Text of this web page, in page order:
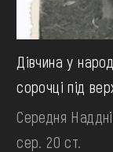
Дівчина у
сорочці під
Середня
сер. 20 ст.